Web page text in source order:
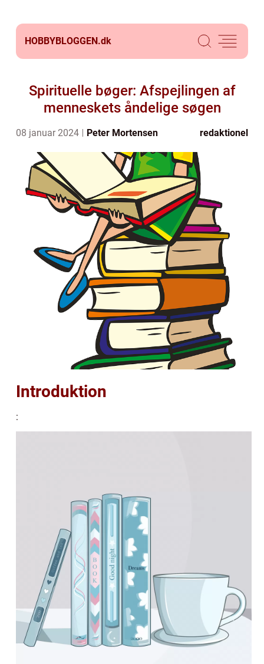
HOBBYBLOGGEN.dk
Spirituelle bøger: Afspejlingen af
menneskets åndelige søgen
08 januar 2024 Peter Mortensen redaktionel
Introduktion
: